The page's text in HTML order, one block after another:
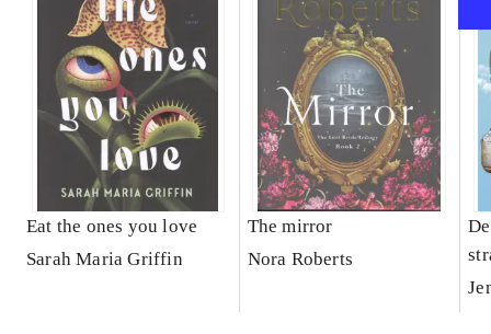
Eat the ones you love
Sarah Maria Griffin
The mirror
Nora Roberts